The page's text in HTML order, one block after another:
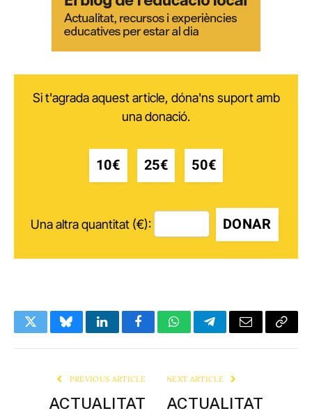
Si t'agrada aquest article, dóna'ns suport amb
una donació.
10€ 25€ 50€
Una altra quantitat (€): DONAR
TwitterBlueskyLinkedInFacebookWhatsAppTelegramEmail Copy
PREVIOUS ARTICLE
ACTUALITAT
NEXT ARTICLE
ACTUALITAT